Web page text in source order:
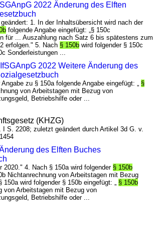
2022 Änderung des Elften
1. In der Inhaltsübersicht wird nach der
folgende Angabe eingefügt: „§ 150c
für ... Auszahlung nach Satz 6 bis spätestens zum
erfolgen." 5. Nach § 150b wird folgender § 150c
Sonderleistungen ...
2022 Weitere Änderung des
zu § 150a folgende Angabe eingefügt: „ §
von Arbeitstagen mit Bezug von
Betriebshilfe oder ...
(KHZG)
I S. 2208; zuletzt geändert durch Artikel 3d G. v.
des Elften Buches
2020." 4. Nach § 150a wird folgender § 150b
Nichtanrechnung von Arbeitstagen mit Bezug
150a wird folgender § 150b eingefügt: „ § 150b
von Arbeitstagen mit Bezug von
Betriebshilfe oder ...